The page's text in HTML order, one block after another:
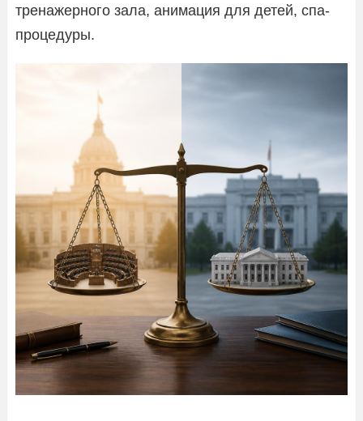
тренажерного зала, анимация для детей, спа-
процедуры.